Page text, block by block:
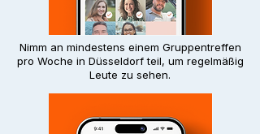
Nimm an mindestens einem Gruppentreffen
pro Woche in Düsseldorf teil, um regelmäßig
Leute zu sehen.